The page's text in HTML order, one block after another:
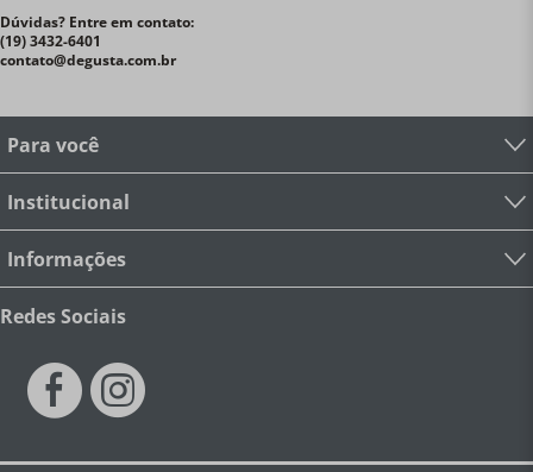
Dúvidas? Entre em contato:
(19) 3432-6401
contato@degusta.com.br
Para você
Institucional
Informações
Redes Sociais